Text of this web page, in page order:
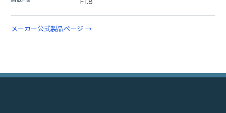
メーカー公式製品ページ →